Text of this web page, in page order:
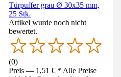
Türpuffer grau Ø 30x35 mm,
25 Stk.
Artikel wurde noch nicht
bewertet.
(0)
Preis — 1,51 € * Alle Preise